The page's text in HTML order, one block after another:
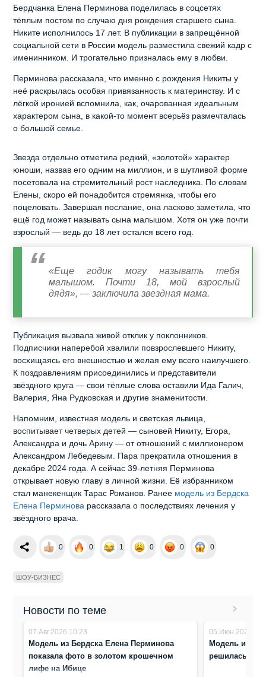
Бердчанка Елена Перминова поделилась в соцсетях
тёплым постом по случаю дня рождения старшего сына.
Никите исполнилось 17 лет. В публикации в запрещённой
социальной сети в России модель разместила свежий кадр с
именинником. И трогательно призналась ему в любви.
Перминова рассказала, что именно с рождения Никиты у
неё раскрылась особая привязанность к материнству. И с
лёгкой иронией вспомнила, как, очарованная идеальным
характером сына, в какой‑то момент всерьёз размечталась
о большой семье.
Звезда отдельно отметила редкий, «золотой» характер
юноши, назвав его одним на миллион, и в шутливой форме
посетовала на стремительный рост наследника. По словам
Елены, скоро ей понадобится стремянка, чтобы его
поцеловать. Завершая послание, она ласково заметила, что
ещё год может называть сына малышом. Хотя он уже почти
взрослый — ведь до 18 лет остался всего год.
«Еще годик могу называть тебя
малышом. Почти 18, мой взрослый
дядя», — заключила звездная мама.
Публикация вызвала живой отклик у поклонников.
Подписчики наперебой хвалили повзрослевшего Никиту,
восхищаясь его внешностью и желая ему всего наилучшего.
К поздравлениям присоединились и представители
звёздного круга — свои тёплые слова оставили Ида Галич,
Валерия, Яна Рудковская и другие знаменитости.
Напомним, известная модель и светская львица,
воспитывает четверых детей — сыновей Никиту, Егора,
Александра и дочь Арину — от отношений с миллионером
Александром Лебедевым. Пара прекратила отношения в
декабре 2024 года. А сейчас 39‑летняя Перминова
открывает новую главу в личной жизни. Её избранником
стал манекенщик Тарас Романов. Ранее модель из Бердска
Елена Перминова рассказала о последствиях лечения у
звёздного врача.
0 0 1 0 0 0
ШОУ-БИЗНЕС
Новости по теме
07.Авг.2026 10:23
Модель из Бердска Елена Перминова
показала фото в золотом крошечном
лифе на Ибице
05.Июн.2026
Модель из
решилась на